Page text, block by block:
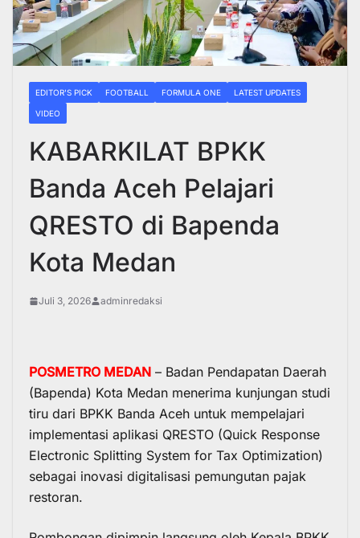
EDITOR'S PICK FOOTBALL FORMULA ONE LATEST UPDATES
VIDEO
KABARKILAT BPKK
Banda Aceh Pelajari
QRESTO di Bapenda
Kota Medan
Juli 3, 2026 adminredaksi
POSMETRO MEDAN – Badan Pendapatan Daerah
(Bapenda) Kota Medan menerima kunjungan studi
tiru dari BPKK Banda Aceh untuk mempelajari
implementasi aplikasi QRESTO (Quick Response
Electronic Splitting System for Tax Optimization)
sebagai inovasi digitalisasi pemungutan pajak
restoran.